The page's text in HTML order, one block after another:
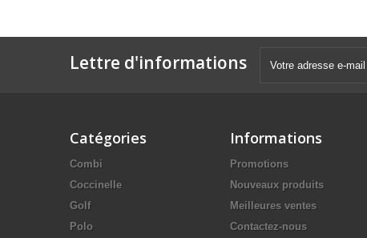
Lettre d'informations
Catégories
Combi
Coccinelle
Golf
Polo
Informations
Promotions
Nouveaux produits
Meilleures ventes
Contactez-nous